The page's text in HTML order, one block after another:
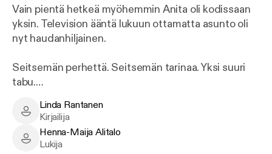
Vain pientä hetkeä myöhemmin Anita oli kodissaan
yksin. Television ääntä lukuun ottamatta asunto oli
nyt haudanhiljainen.
Seitsemän perhettä. Seitsemän tarinaa. Yksi suuri
tabu.
POLIISI TUTKII BULEVARDIN PERHESURMAA
KOLMENA MURHANA
RAUTAVAARAN PERHESURMA: ÄITI OLI
Linda Rantanen - Author
Linda Rantanen
Kirjailija
Henna-Maija Alitalo - Narrator
Henna-Maija Alitalo
Lukija